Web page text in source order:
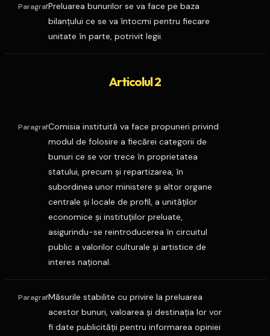
ParagrafPreluarea bunurilor se va face pe baza
bilanţului ce se va întocmi pentru fiecare
unitate în parte, potrivit legii.
Articolul 2
ParagrafComisia instituită va face propuneri privind
modul de folosire a fiecărei categorii de
bunuri ce se vor trece în proprietatea
statului, precum şi repartizarea, în
subordinea unor ministere şi altor organe
centrale şi locale de profil, a unităţilor
economice şi instituţiilor preluate,
asigurindu-se reintroducerea în circuitul
public a valorilor culturale şi artistice de
interes naţional.
ParagrafMăsurile stabilite cu privire la preluarea
acestor bunuri, valoarea şi destinaţia lor vor
fi date publicităţii pentru informarea opiniei